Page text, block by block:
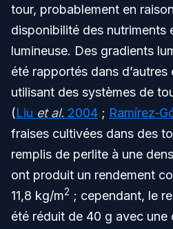
tour, probablement en
disponibilité des nutriments
lumineuse. Des gradients
été rapportés dans d’autres
utilisant des systèmes de
(Liu et al. 2004 ;
fraises cultivées dans des
remplis de perlite à une
ont produit un rendement
11,8 kg/m2 ; cependant, le
été réduit de 40 g avec